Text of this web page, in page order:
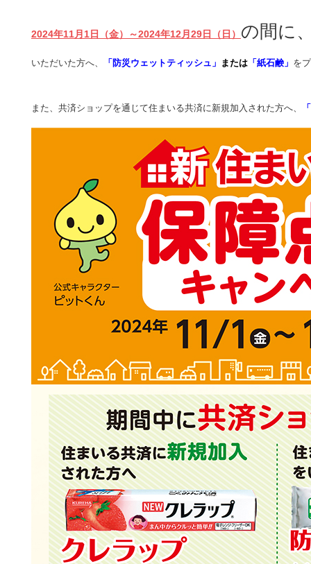
2024年11月1日（金）～2024年12月29日（日） の間に
いただいた方へ、 「防災ウェットティッシュ」 または 「紙石鹸」 を
また、共済ショップを通じて住まいる共済に新規加入された方へ、